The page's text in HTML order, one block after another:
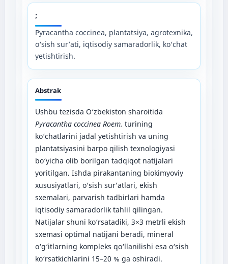
;
Pyracantha coccinea, plantatsiya, agrotexnika,
o‘sish sur’ati, iqtisodiy samaradorlik, ko‘chat
yetishtirish.
Abstrak
Ushbu tezisda O‘zbekiston sharoitida
Pyracantha coccinea Roem. turining
ko‘chatlarini jadal yetishtirish va uning
plantatsiyasini barpo qilish texnologiyasi
bo‘yicha olib borilgan tadqiqot natijalari
yoritilgan. Ishda pirakantaning biokimyoviy
xususiyatlari, o‘sish sur’atlari, ekish
sxemalari, parvarish tadbirlari hamda
iqtisodiy samaradorlik tahlil qilingan.
Natijalar shuni ko‘rsatadiki, 3×3 metrli ekish
sxemasi optimal natijani beradi, mineral
o‘g‘itlarning kompleks qo‘llanilishi esa o‘sish
ko‘rsatkichlarini 15–20 % ga oshiradi.